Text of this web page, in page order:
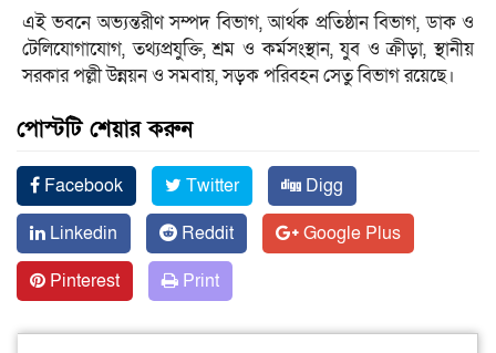
এই ভবনে অভ্যন্তরীণ সম্পদ বিভাগ, আর্থক প্রতিষ্ঠান বিভাগ, ডাক ও
টেলিযোগাযোগ, তথ্যপ্রযুক্তি, শ্রম ও কর্মসংস্থান, যুব ও ক্রীড়া, স্থানীয়
সরকার পল্লী উন্নয়ন ও সমবায়, সড়ক পরিবহন সেতু বিভাগ রয়েছে।
পোস্টটি শেয়ার করুন
Facebook Twitter
Digg
Linkedin
Reddit
Google Plus
Pinterest
Print